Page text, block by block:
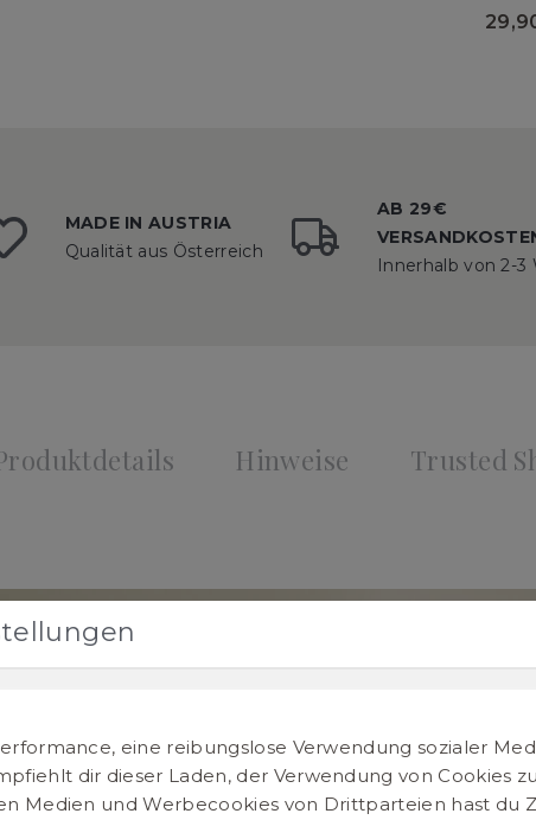
Preis
MADE IN AUSTRIA
Qualität aus Österreich
AB 29€
Innerhalb von 2-3
Hinweise Trusted
eine reibungslose Verwendung sozialer
dir dieser Laden, der Verwendung von Cookies
Medien und Werbecookies von Drittparteien hast du